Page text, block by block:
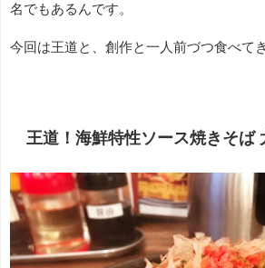
名でもあるんです。
今回は王道と、創作と一人前づつ食べて
王道！海鮮特性ソース焼きそば